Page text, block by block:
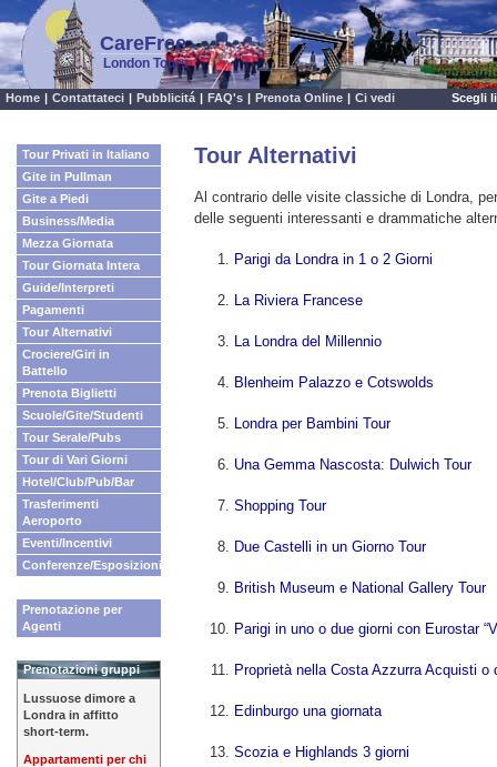
CareFree
London Tours
Tour Alternativi
Al contrario delle visite classiche di Londra,
delle seguenti interessanti e drammatiche
Parigi da Londra in 1 o 2 Giorni
La Riviera Francese
La Londra del Millennio
Blenheim Palazzo e Cotswolds
Londra per Bambini Tour
Una Gemma Nascosta: Dulwich Tour
Shopping Tour
Due Castelli in un Giorno Tour
British Museum e National Gallery Tour
Parigi in uno o due giorni con Eurostar
Proprietà nella Costa Azzurra Acquisti o
Edinburgo una giornata
Scozia e Highlands 3 giorni
Home | Contattateci | Pubblicitá | FAQ's | Prenota Online | Ci vedi Scegli
Tour Privati in Italiano
Gite in Pullman
Gite a Piedi
Business/Media
Mezza Giornata
Tour Giornata Intera
Guide/Interpreti
Pagamenti
Tour Alternativi
Crociere/Giri in
Battello
Prenota Biglietti
Scuole/Gite/Studenti
Tour Serale/Pubs
Tour di Vari Giorni
Hotel/Club/Pub/Bar
Trasferimenti
Aeroporto
Eventi/Incentivi
Conferenze/Esposizioni
Prenotazione per
Agenti
Prenotazioni gruppi
Lussuose dimore a
Londra in affitto
short-term.
Appartamenti per chi